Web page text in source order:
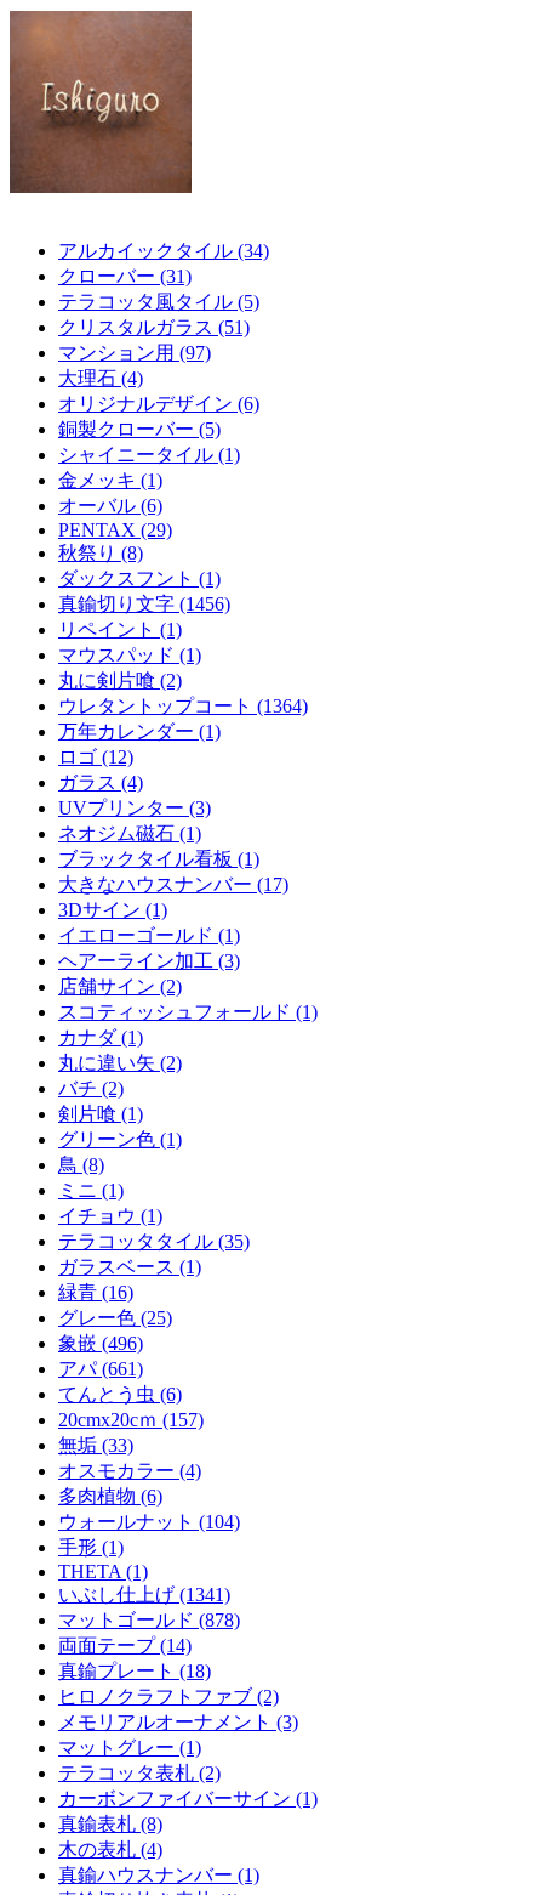
アルカイックタイル (34)
クローバー (31)
テラコッタ風タイル (5)
クリスタルガラス (51)
マンション用 (97)
大理石 (4)
オリジナルデザイン (6)
銅製クローバー (5)
シャイニータイル (1)
金メッキ (1)
オーバル (6)
PENTAX (29)
秋祭り (8)
ダックスフント (1)
真鍮切り文字 (1456)
リペイント (1)
マウスパッド (1)
丸に剣片喰 (2)
ウレタントップコート (1364)
万年カレンダー (1)
ロゴ (12)
ガラス (4)
UVプリンター (3)
ネオジム磁石 (1)
ブラックタイル看板 (1)
大きなハウスナンバー (17)
3Dサイン (1)
イエローゴールド (1)
ヘアーライン加工 (3)
店舗サイン (2)
スコティッシュフォールド (1)
カナダ (1)
丸に違い矢 (2)
バチ (2)
剣片喰 (1)
グリーン色 (1)
鳥 (8)
ミニ (1)
イチョウ (1)
テラコッタタイル (35)
ガラスベース (1)
緑青 (16)
グレー色 (25)
象嵌 (496)
アパ (661)
てんとう虫 (6)
20cmx20cｍ (157)
無垢 (33)
オスモカラー (4)
多肉植物 (6)
ウォールナット (104)
手形 (1)
THETA (1)
いぶし仕上げ (1341)
マットゴールド (878)
両面テープ (14)
真鍮プレート (18)
ヒロノクラフトファブ (2)
メモリアルオーナメント (3)
マットグレー (1)
テラコッタ表札 (2)
カーボンファイバーサイン (1)
真鍮表札 (8)
木の表札 (4)
真鍮ハウスナンバー (1)